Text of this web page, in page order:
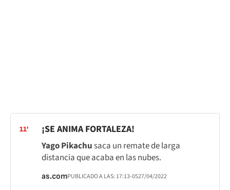
11' ¡SE ANIMA FORTALEZA!
Yago Pikachusaca un remate de larga
distancia que acaba en las nubes.
as.comPUBLICADO A LAS: 17:13-0527/04/2022